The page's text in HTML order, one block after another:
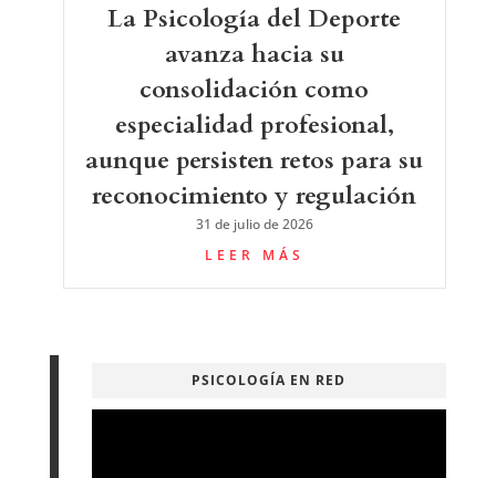
La Psicología del Deporte
avanza hacia su
consolidación como
especialidad profesional,
aunque persisten retos para su
reconocimiento y regulación
31 de julio de 2026
LEER MÁS
PSICOLOGÍA EN RED